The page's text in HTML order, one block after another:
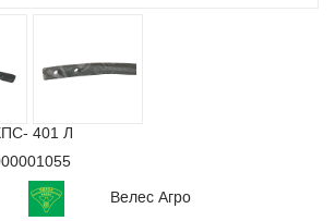
401 Л
Велес Агро